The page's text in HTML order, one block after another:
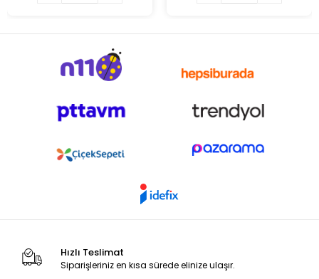
Hızlı Teslimat
Siparişleriniz en kısa sürede elinize ulaşır.